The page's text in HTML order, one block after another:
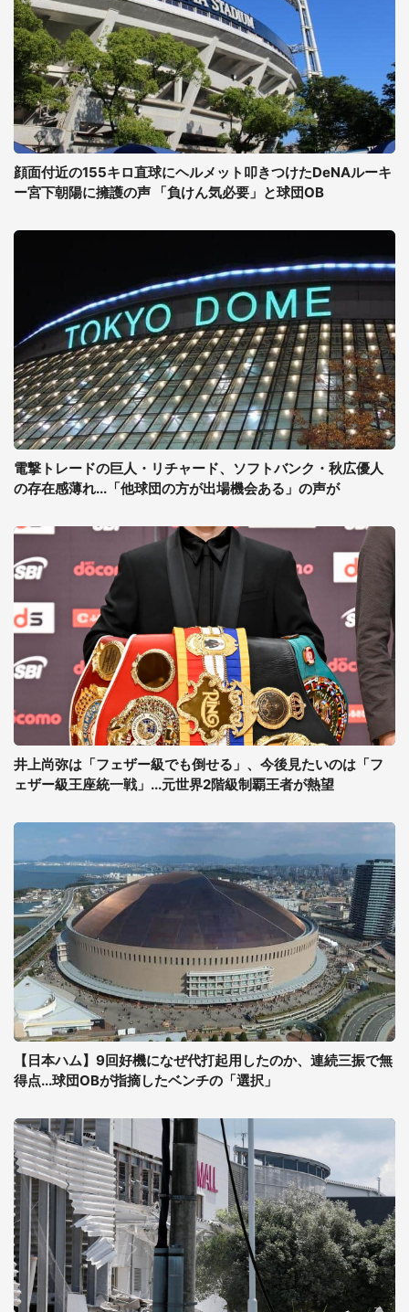
顔面付近の155キロ直球にヘルメット叩きつけたDeNAルーキ
ー宮下朝陽に擁護の声 「負けん気必要」と球団OB
電撃トレードの巨人・リチャード、ソフトバンク・秋広優人
の存在感薄れ...「他球団の方が出場機会ある」の声が
井上尚弥は「フェザー級でも倒せる」、今後見たいのは「フ
ェザー級王座統一戦」...元世界2階級制覇王者が熱望
【日本ハム】9回好機になぜ代打起用したのか、連続三振で無
得点...球団OBが指摘したベンチの「選択」